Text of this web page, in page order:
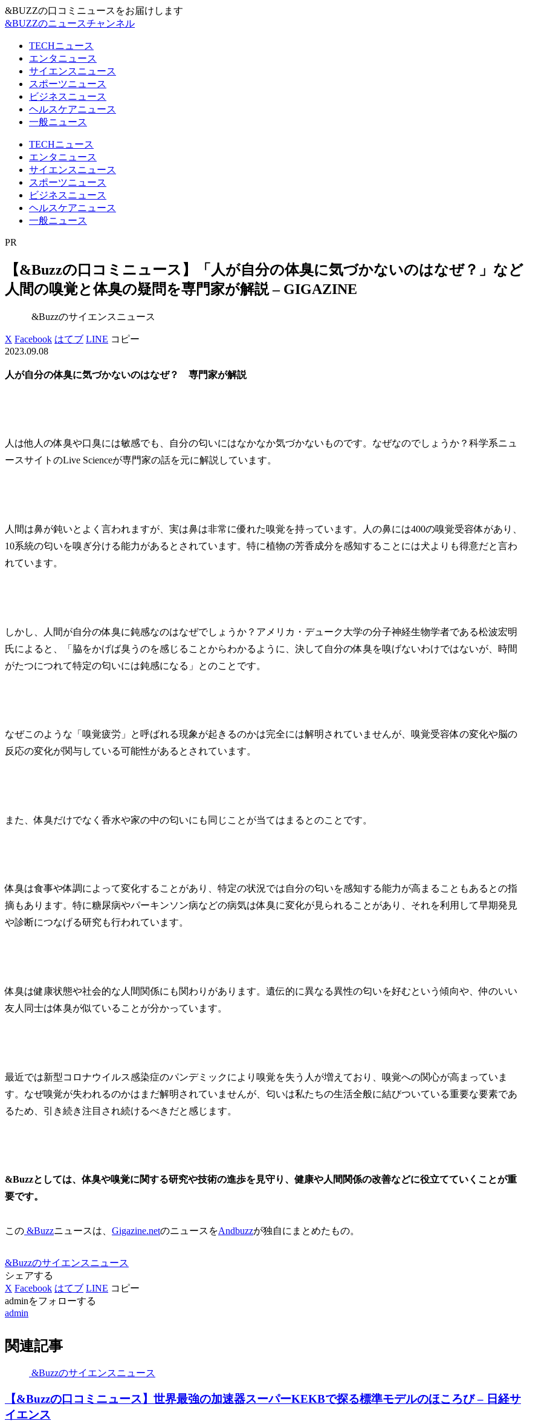
&BUZZの口コミニュースをお届けします
&BUZZのニュースチャンネル
TECHニュース
エンタニュース
サイエンスニュース
スポーツニュース
ビジネスニュース
ヘルスケアニュース
一般ニュース
TECHニュース
エンタニュース
サイエンスニュース
スポーツニュース
ビジネスニュース
ヘルスケアニュース
一般ニュース
PR
【&Buzzの口コミニュース】「人が自分の体臭に気づかないのはなぜ？」など
人間の嗅覚と体臭の疑問を専門家が解説 – GIGAZINE
&Buzzのサイエンスニュース
X Facebook はてブ LINE コピー
2023.09.08
人が自分の体臭に気づかないのはなぜ？ 専門家が解説
人は他人の体臭や口臭には敏感でも、自分の匂いにはなかなか気づかないものです。なぜなのでしょうか？科学系ニュ
ースサイトのLive Scienceが専門家の話を元に解説しています。
人間は鼻が鈍いとよく言われますが、実は鼻は非常に優れた嗅覚を持っています。人の鼻には400の嗅覚受容体があり、
10系統の匂いを嗅ぎ分ける能力があるとされています。特に植物の芳香成分を感知することには犬よりも得意だと言わ
れています。
しかし、人間が自分の体臭に鈍感なのはなぜでしょうか？アメリカ・デューク大学の分子神経生物学者である松波宏明
氏によると、「脇をかげば臭うのを感じることからわかるように、決して自分の体臭を嗅げないわけではないが、時間
がたつにつれて特定の匂いには鈍感になる」とのことです。
なぜこのような「嗅覚疲労」と呼ばれる現象が起きるのかは完全には解明されていませんが、嗅覚受容体の変化や脳の
反応の変化が関与している可能性があるとされています。
また、体臭だけでなく香水や家の中の匂いにも同じことが当てはまるとのことです。
体臭は食事や体調によって変化することがあり、特定の状況では自分の匂いを感知する能力が高まることもあるとの指
摘もあります。特に糖尿病やパーキンソン病などの病気は体臭に変化が見られることがあり、それを利用して早期発見
や診断につなげる研究も行われています。
体臭は健康状態や社会的な人間関係にも関わりがあります。遺伝的に異なる異性の匂いを好むという傾向や、仲のいい
友人同士は体臭が似ていることが分かっています。
最近では新型コロナウイルス感染症のパンデミックにより嗅覚を失う人が増えており、嗅覚への関心が高まっていま
す。なぜ嗅覚が失われるのかはまだ解明されていませんが、匂いは私たちの生活全般に結びついている重要な要素であ
るため、引き続き注目され続けるべきだと感じます。
&Buzzとしては、体臭や嗅覚に関する研究や技術の進歩を見守り、健康や人間関係の改善などに役立てていくことが重
要です。
この &Buzzニュースは、 Gigazine.netのニュースをAndbuzzが独自にまとめたもの。
&Buzzのサイエンスニュース
シェアする
X Facebook はてブ LINE コピー
adminをフォローする
admin
関連記事
&Buzzのサイエンスニュース
【&Buzzの口コミニュース】世界最強の加速器スーパーKEKBで探る標準モデルのほころび – 日経サ
イエンス